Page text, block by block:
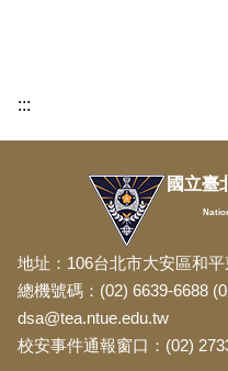
:::
國立臺
地址：106台北市大安區和
總機號碼：(02) 6639-6688
dsa@tea.ntue.edu.tw
校安事件通報窗口：(02)